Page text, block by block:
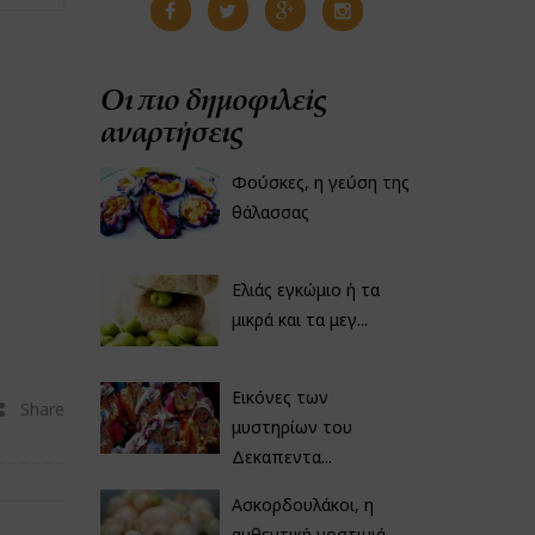
Share
Οι πιο δημοφιλείς
αναρτήσεις
Φούσκες, η γεύση της
θάλασσας
Ελιάς εγκώμιο ή τα
μικρά και τα μεγ...
Εικόνες των
μυστηρίων του
Δεκαπεντα...
Ασκορδουλάκοι, η